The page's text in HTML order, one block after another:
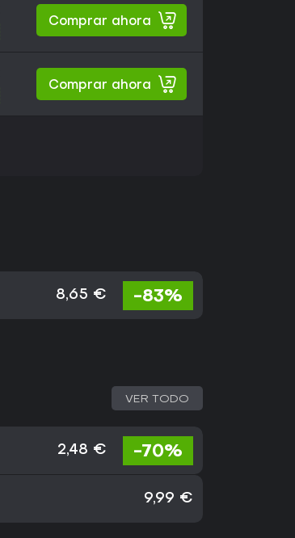
Comprar ahora
Comprar ahora
8,65 € -83%
VER TODO
2,48 € -70%
9,99 €